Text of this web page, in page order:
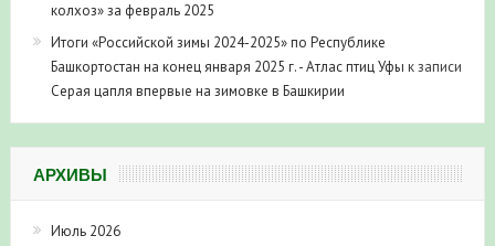
колхоз» за февраль 2025
Итоги «Российской зимы 2024-2025» по Республике
Башкортостан на конец января 2025 г. - Атлас птиц Уфы к записи
Серая цапля впервые на зимовке в Башкирии
АРХИВЫ
Июль 2026